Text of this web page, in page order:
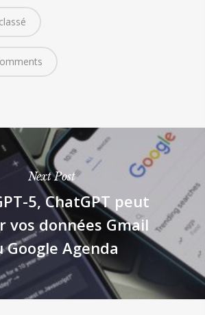
Next Post
5, ChatGPT peut
vos données Gmail
Google Agenda